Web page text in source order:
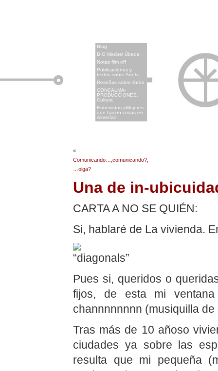
Blog
BIO Maribel Úbeda
Notas film off
Publicaciones y
textos sobre Arte/s
Reseñas sobre libros
CONCALMA-
PRODUCCIONES.
Cultura
Entrevistas «Mujeres
que hacen cosas en
Almería»
«
Comunicando…,comunicando?,
…oiga?
Una de in-
CARTA A NO SE QUIÉN:
Si, hablaré de La vivienda.
Pues si, queridos o
fijos, de esta mi
channnnnnnn (musiquilla
Tras más de 10 añoso
ciudades ya sobre las
resulta que mi pequeña